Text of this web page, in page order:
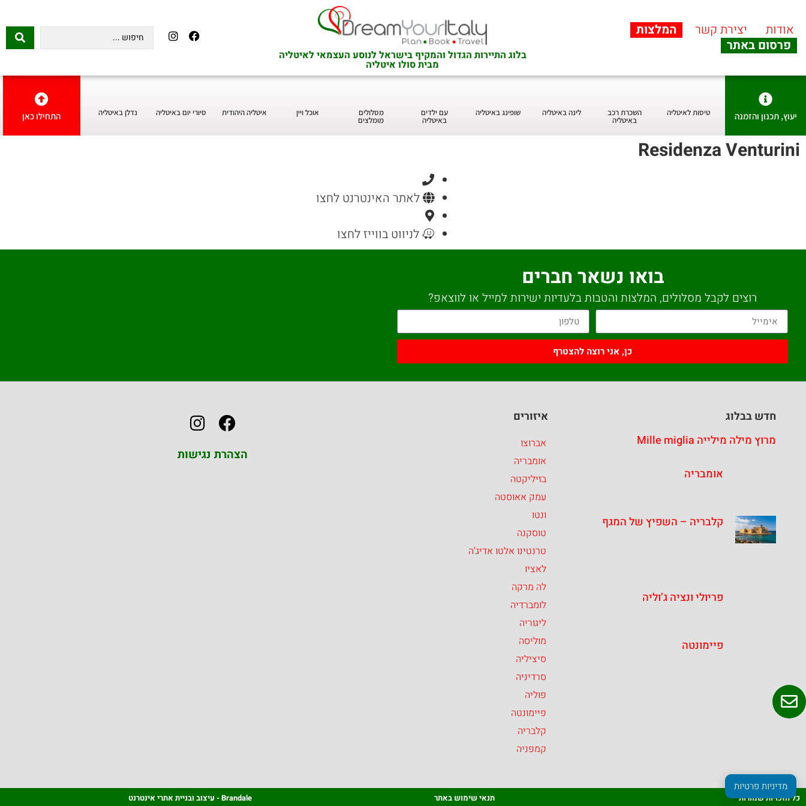
אודות יצירת קשר
המלצות
פרסום באתר
בלוג התיירות הגדול והמקיף בישראל לנוסע העצמאי לאיטליה
מבית סולו איטליה
יעוץ, תכנון והזמנה טיסות לאיטליה השכרת רכב
באיטליה
לינה באיטליה שופינג באיטליה עם ילדים
באיטליה
מסלולים
מומלצים
אוכל ויין איטליה היהודית סיורי יום באיטליה נדלן באיטליה התחילו כאן
Residenza Venturini
לאתר האינטרנט לחצו
לניווט בווייז לחצו
בואו נשאר חברים
רוצים לקבל מסלולים, המלצות והטבות בלעדיות ישירות למייל או לווצאפ?
כן, אני רוצה להצטרף
חדש בבלוג
מרוץ מילה מילייה Mille miglia
אומבריה
קלבריה – השפיץ של המגף
פריולי ונציה ג’וליה
פיימונטה
איזורים
אברוצו
אומבריה
בזיליקטה
עמק אאוסטה
ונטו
טוסקנה
טרנטינו אלטו אדיג’ה
לאציו
לה מרקה
לומברדיה
ליגוריה
מוליסה
סיציליה
סרדיניה
פוליה
פיימונטה
קלבריה
קמפניה
הצהרת נגישות
כל הזכויות שמורות תנאי שימוש באתר Brandale - עיצוב ובניית אתרי אינטרנט
מדיניות פרטיות